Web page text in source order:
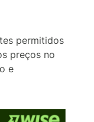
permitidos
preços no
e